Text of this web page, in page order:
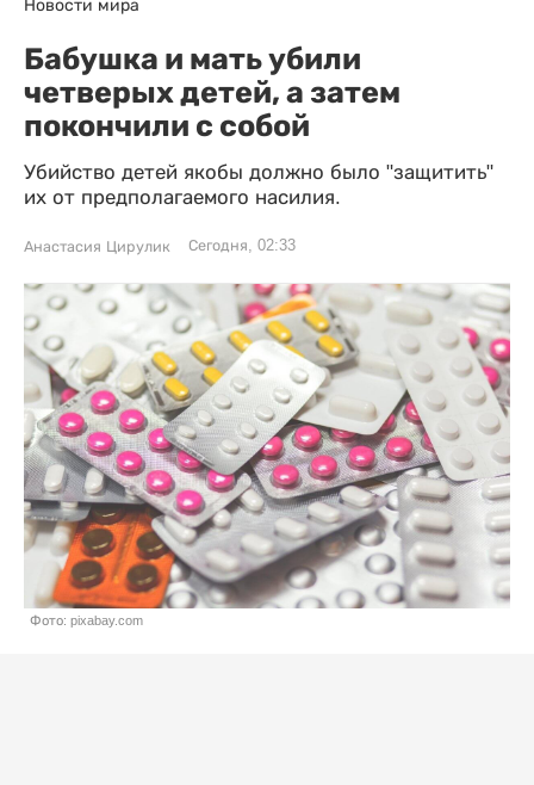
Новости мира
Бабушка и мать убили
четверых детей, а затем
покончили с собой
Убийство детей якобы должно было "защитить"
их от предполагаемого насилия.
Анастасия Цирулик Сегодня, 02:33
Фото: pixabay.com